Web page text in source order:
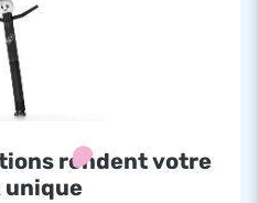
rendent votre
unique